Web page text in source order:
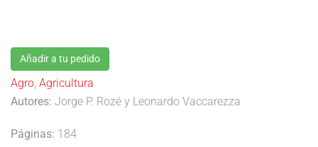
Añadir a tu pedido
Agro, Agricultura
Autores: Jorge P. Rozé y Leonardo Vaccarezza
Páginas: 184